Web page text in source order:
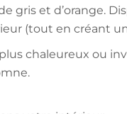
et d’orange.
(tout en créant
chaleureux ou